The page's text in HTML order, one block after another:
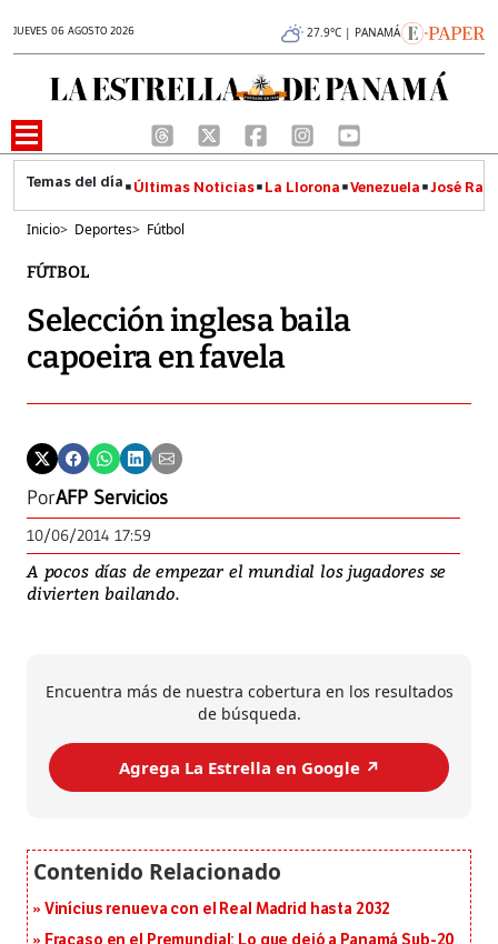
JUEVES 06 AGOSTO 2026 27.9°C | PANAMÁ
Últimas Noticias La Llorona Venezuela José
Inicio> Deportes> Fútbol
FÚTBOL
Selección inglesa baila
capoeira en favela
PorAFP Servicios
10/06/2014 17:59
A pocos días de empezar el mundial los jugadores se
divierten bailando.
Encuentra más de nuestra cobertura en los resultados
de búsqueda.
Agrega La Estrella en Google ↗️
Vinícius renueva con el Real Madrid hasta 2032